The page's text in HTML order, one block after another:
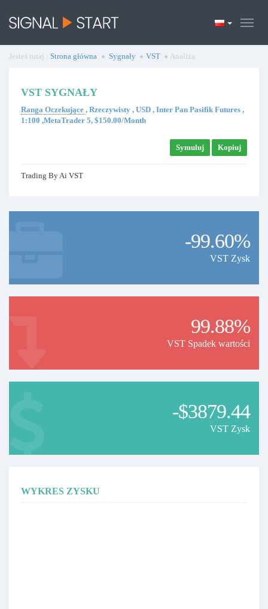
Jesteś tutaj : Strona główna Sygnały VST Analiza
VST SYGNAŁY
Ranga Oczekujące , Rzeczywisty , USD , Inter Pan Pasifik Futures ,
1:100 ,MetaTrader 5, $150.00/Month
Symuluj Kopiuj
Trading By Ai VST
-99.60%
VST Zysk
99.88%
VST Spadek wartości
-$3879.44
VST Zysk
WYKRES ZYSKU